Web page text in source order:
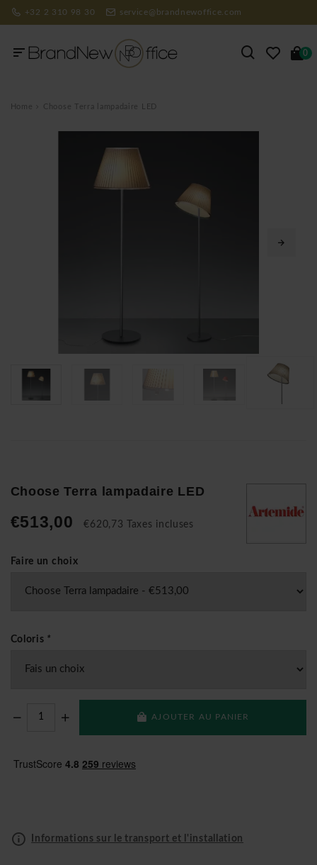
+32 2 310 98 30 service@brandnewoffice.com
0
Home Choose Terra lampadaire LED
Choose Terra lampadaire LED
€513,00 €620,73 Taxes incluses
Faire un choix
Coloris *
AJOUTER AU PANIER
Informations sur le transport et l'installation